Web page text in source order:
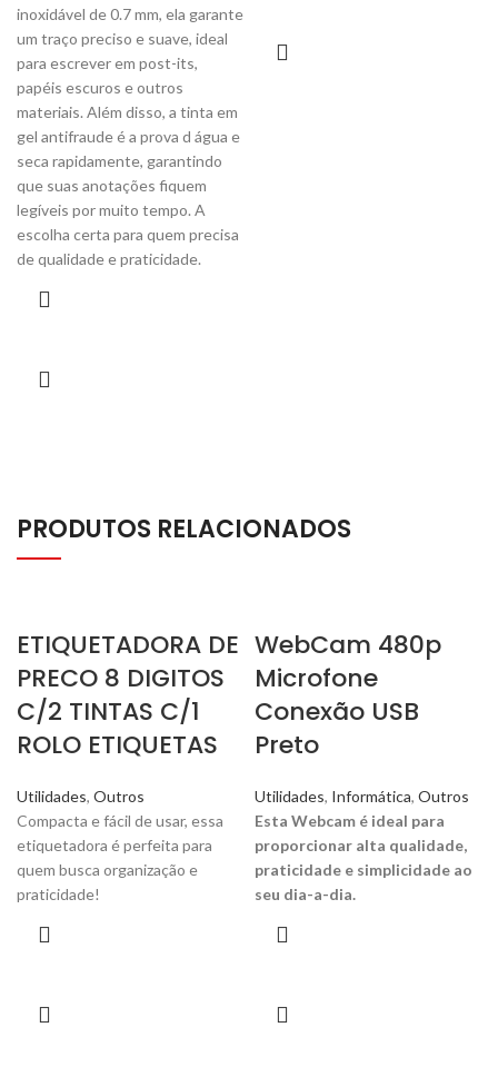
inoxidável de 0.7 mm, ela garante
um traço preciso e suave, ideal
para escrever em post-its,
papéis escuros e outros
materiais. Além disso, a tinta em
gel antifraude é a prova d água e
seca rapidamente, garantindo
que suas anotações fiquem
legíveis por muito tempo. A
escolha certa para quem precisa
de qualidade e praticidade.
PRODUTOS RELACIONADOS
ETIQUETADORA DE
PRECO 8 DIGITOS
C/2 TINTAS C/1
ROLO ETIQUETAS
Utilidades, Outros
Compacta e fácil de usar, essa
etiquetadora é perfeita para
quem busca organização e
praticidade!
WebCam 480p
Microfone
Conexão USB
Preto
Utilidades, Informática, Outros
Esta Webcam é ideal para
proporcionar alta qualidade,
praticidade e simplicidade ao
seu dia-a-dia.